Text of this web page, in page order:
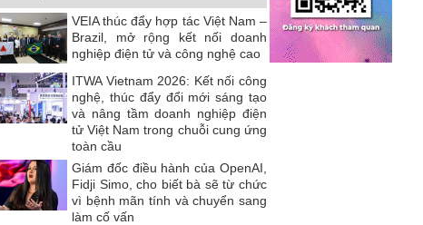
VEIA thúc đẩy hợp tác Việt Nam –
Brazil, mở rộng kết nối doanh
nghiệp điện tử và công nghệ cao
ITWA Vietnam 2026: Kết nối công
nghệ, thúc đẩy đổi mới sáng tạo
và nâng tầm doanh nghiệp điện
tử Việt Nam trong chuỗi cung ứng
toàn cầu
Giám đốc điều hành của OpenAI,
Fidji Simo, cho biết bà sẽ từ chức
vì bệnh mãn tính và chuyển sang
làm cố vấn